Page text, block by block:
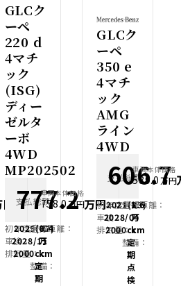
GLCク
ーペ
220 d
4マチ
ック
(ISG)
ディー
ゼルタ
ーボ
4WD
MP202502
支払総額
777.2 万円
車両本体価格
758.0万円
初年度登録：
2025(R7)
車検：
2028/11
排気量：
2000cc
走行距離：
0.4
万
km
整備：
定
期
GLCク
ーペ
350 e
4マチ
ック
AMG
ライン
4WD
支払総額
606.7
車両本体価格
589.0万円
初年度登録：
2021(R3)
車検：
2028/04
排気量：
2000cc
走行距離：
1.6
万
km
整備：
定
期
点
検